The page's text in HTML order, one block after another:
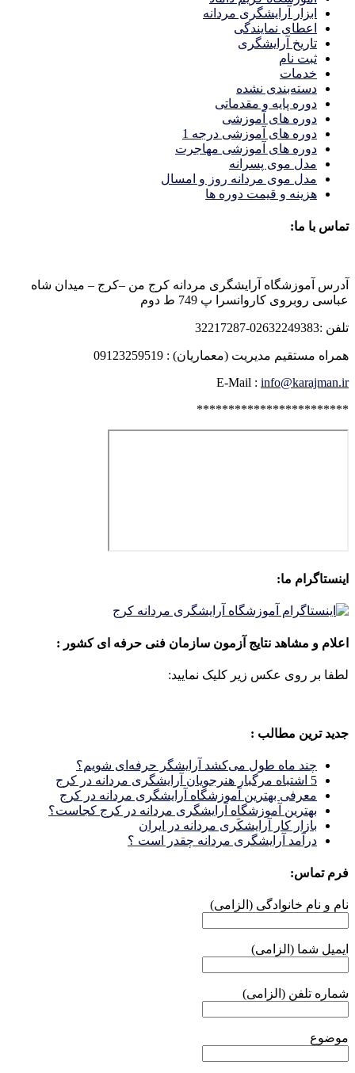
ابزار آرایشگری مردانه
اعطای نمایندگی
تاریخ آرایشگری
ثبت نام
خدمات
دسته‌بندی نشده
دوره پایه و مقدماتی
دوره های آموزشی
دوره های آموزشی درجه 1
دوره های آموزشی مهاجرت
مدل موی پسرانه
مدل موی مردانه روز و امسال
هزینه و قیمت دوره ها
تماس با ما:
آدرس آموزشگاه آرایشگری مردانه کرج من –کرج – میدان شاه
عباسی روبروی کاروانسرا پ 749 ط دوم
تلفن :02632249383-32217287
همراه مستقیم مدیریت (معماریان) : 09123259519
E-Mail : info@karajman.ir
************************
اینستاگرام ما:
اعلام و مشاهد نتایج آزمون سازمان فنی حرفه ای کشور :
لطفا بر روی عکس زیر کلیک نمایید:
جدید ترین مطالب :
چند ماه طول می‌کشد آرایشگر حرفه‌ای شویم؟
5 اشتباه مرگبار هنرجویان آرایشگری مردانه در کرج
معرفی بهترین آموزشگاه آرایشگری مردانه در کرج
بهترین آموزشگاه آرایشگری مردانه در کرج کجاست؟
بازار كار آرايشكَرى مردانه در ايران
درآمد آرایشگری مردانه چقدر است ؟
فرم تماس:
نام و نام خانوادگی (الزامی)
ایمیل شما (الزامی)
شماره تلفن (الزامی)
موضوع